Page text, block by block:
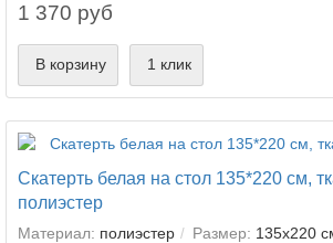
1 370 руб
В корзину 1 клик
Скатерть белая на стол 135*220 см,
полиэстер
Материал: полиэстер Размер: 135х220